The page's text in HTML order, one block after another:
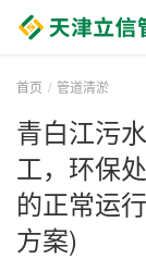
首页 管道清淤
青白江污
工，环保
的正常运
方案)